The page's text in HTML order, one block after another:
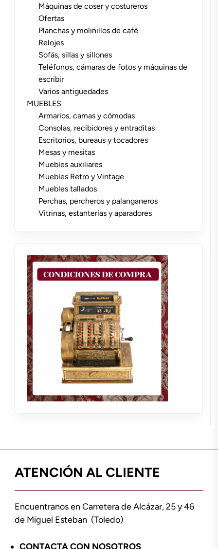
Máquinas de coser y costureros
Ofertas
Planchas y molinillos de café
Relojes
Sofás, sillas y sillones
Teléfonos, cámaras de fotos y máquinas de
escribir
Varios antigüedades
MUEBLES
Armarios, camas y cómodas
Consolas, recibidores y entraditas
Escritorios, bureaus y tocadores
Mesas y mesitas
Muebles auxiliares
Muebles Retro y Vintage
Muebles tallados
Perchas, percheros y palanganeros
Vitrinas, estanterías y aparadores
ATENCIÓN AL CLIENTE
Encuentranos en Carretera de Alcázar, 25 y 46
de Miguel Esteban (Toledo)
CONTACTA CON NOSOTROS